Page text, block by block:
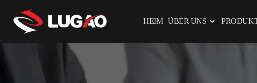
HEIM ÜBER UNS